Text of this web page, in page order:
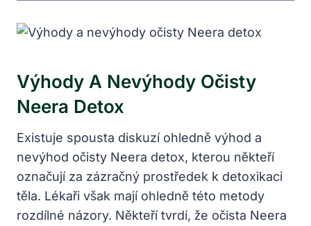
Výhody A Nevýhody Očisty
Neera Detox
Existuje spousta diskuzí ohledně výhod a
nevýhod očisty Neera detox, kterou někteří
označují za zázračný prostředek k detoxikaci
těla. Lékaři však mají ohledně této metody
rozdílné názory. Někteří tvrdí, že očista Neera